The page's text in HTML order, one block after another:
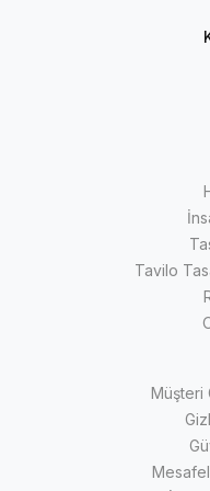
Tavilo
Müşteri